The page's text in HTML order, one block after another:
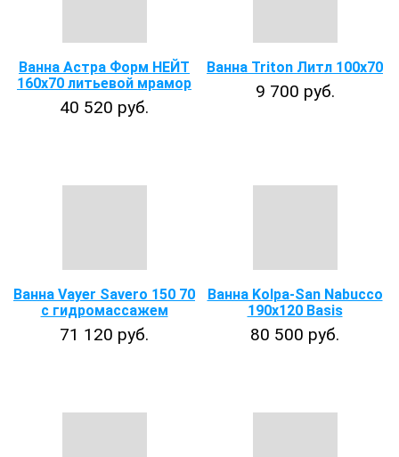
Ванна Астра Форм НЕЙТ
160х70 литьевой мрамор
40 520 руб.
Ванна Triton Литл 100х70
9 700 руб.
Ванна Vayer Savero 150 70
с гидромассажем
71 120 руб.
Ванна Kolpa-San Nabucco
190x120 Basis
80 500 руб.